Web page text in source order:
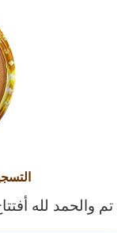
تم والحمد لله